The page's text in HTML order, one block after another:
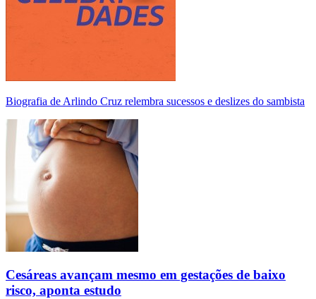
Biografia de Arlindo Cruz relembra sucessos e deslizes do sambista
Cesáreas avançam mesmo em gestações de baixo
risco, aponta estudo